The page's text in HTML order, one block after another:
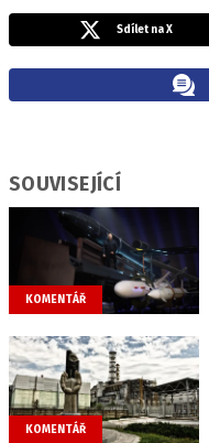
Sdílet na X
SOUVISEJÍCÍ
KOMENTÁŘ
KOMENTÁŘ